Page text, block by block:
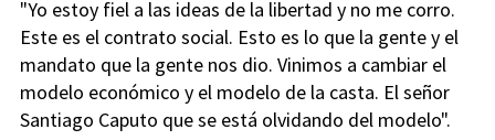
"Yo estoy fiel a las ideas de la libertad y no me corro.
Este es el contrato social. Esto es lo que la gente y el
mandato que la gente nos dio. Vinimos a cambiar el
modelo económico y el modelo de la casta. El señor
Santiago Caputo que se está olvidando del modelo".